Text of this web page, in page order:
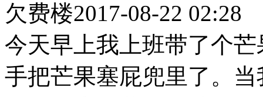
欠费楼2017-08-22 02:28
今天早上我上班带了个
手把芒果塞屁兜里了。